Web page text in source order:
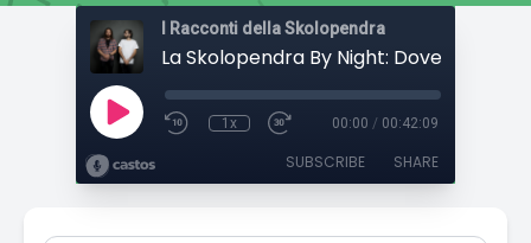
I Racconti della Skolopendra
1x 00:00 / 00:42:09
SUBSCRIBE SHARE